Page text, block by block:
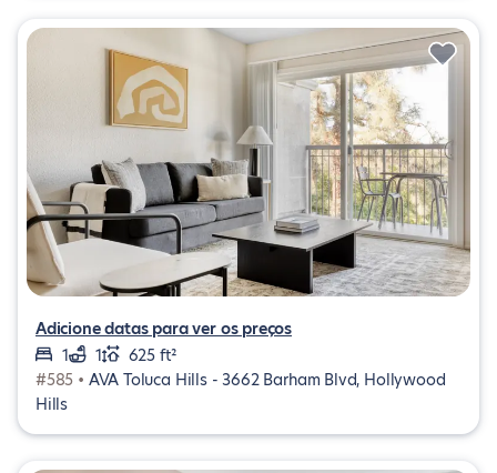
Adicione datas para ver os preços
1
1
625 ft²
#585 • AVA Toluca Hills - 3662 Barham Blvd, Hollywood
Hills